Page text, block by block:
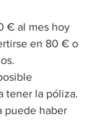
€ al mes hoy
en 80 € o
tener la póliza.
puede haber